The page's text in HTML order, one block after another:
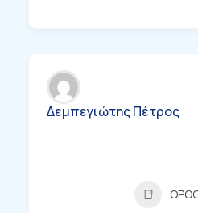
Δεμπεγιώτης Πέτρος